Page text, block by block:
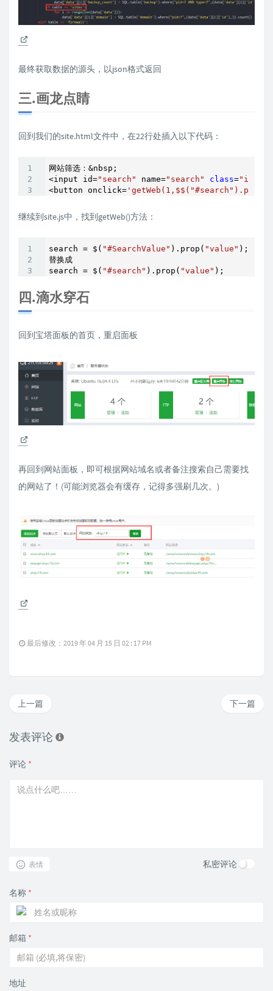
最终获取数据的源头，以json格式返回
三.画龙点睛
回到我们的site.html文件中，在22行处插入以下代码：
网站筛选：&nbsp;
<input id="search" name="search" class=
<button onclick=
继续到site.js中，找到getWeb()方法：
search = $( "#SearchValue" ).prop( "value" );
替换成
search = $( "#search" ).prop( "value" );
四.滴水穿石
回到宝塔面板的首页，重启面板
再回到网站面板，即可根据网站域名或者备注搜索自己需要找
的网站了！(可能浏览器会有缓存，记得多强刷几次。)
最后修改：2019 年 04 月 15 日 02 : 17 PM
下一篇
上一篇
发表评论
评论 *
表情 私密评论
名称 *
邮箱 *
地址